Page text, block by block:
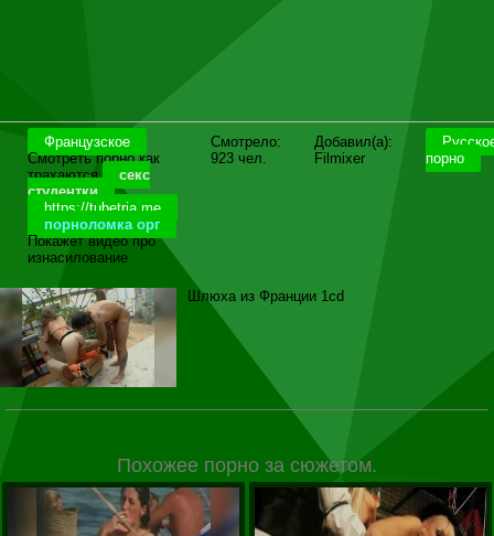
Французское
Смотреть порно как
трахаются
секс
студентки
https://tubetria.me
порноломка орг
Покажет видео про
изнасилование
Смотрело:
923 чел.
Добавил(а):
Filmixer
порно
Шлюха из Франции 1cd
Похожее порно за сюжетом.